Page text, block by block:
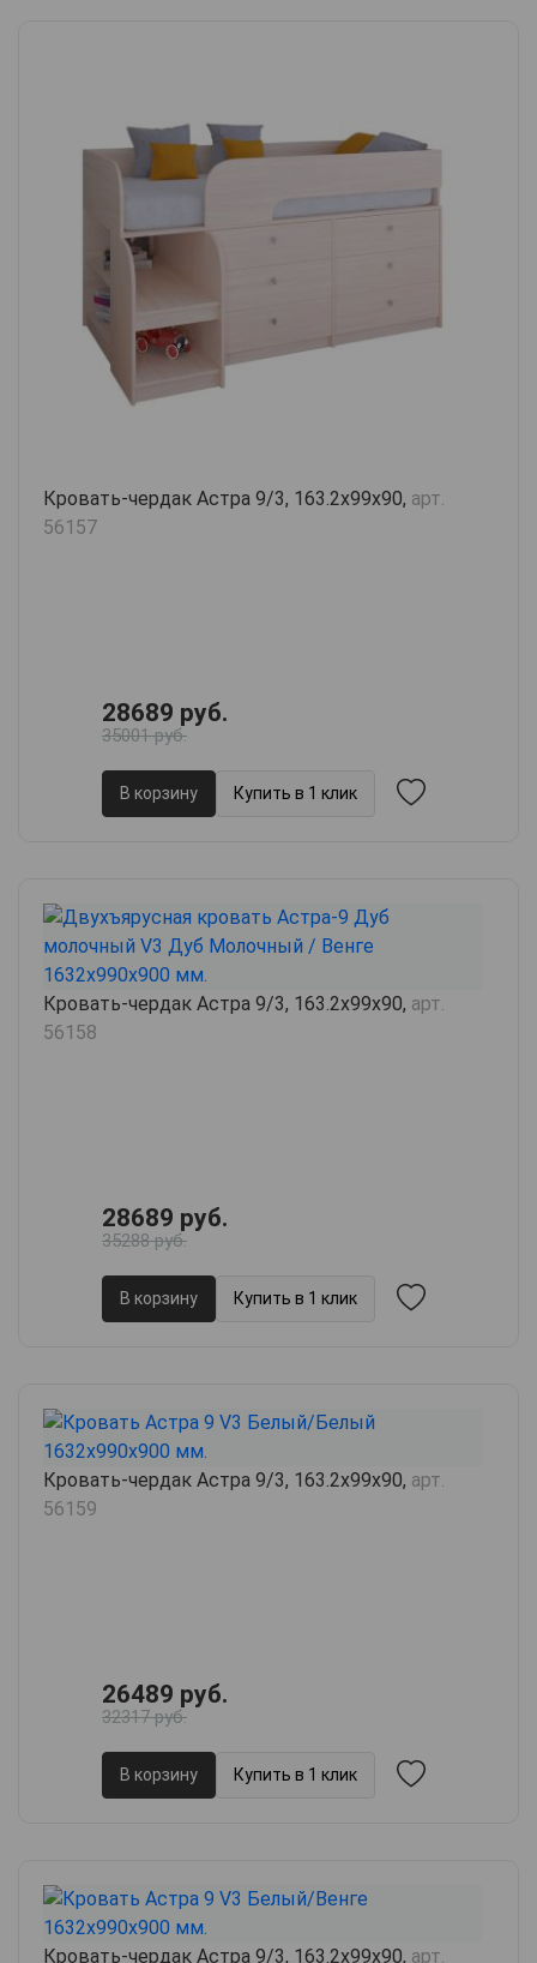
Кровать-чердак Астра 9/3, 163.2х99х90, арт.
56157
28689 руб.
35001 руб.
В корзину Купить в 1 клик
Кровать-чердак Астра 9/3, 163.2х99х90, арт.
56158
28689 руб.
35288 руб.
В корзину Купить в 1 клик
Кровать-чердак Астра 9/3, 163.2х99х90, арт.
56159
26489 руб.
32317 руб.
В корзину Купить в 1 клик
Кровать-чердак Астра 9/3, 163.2х99х90, арт.